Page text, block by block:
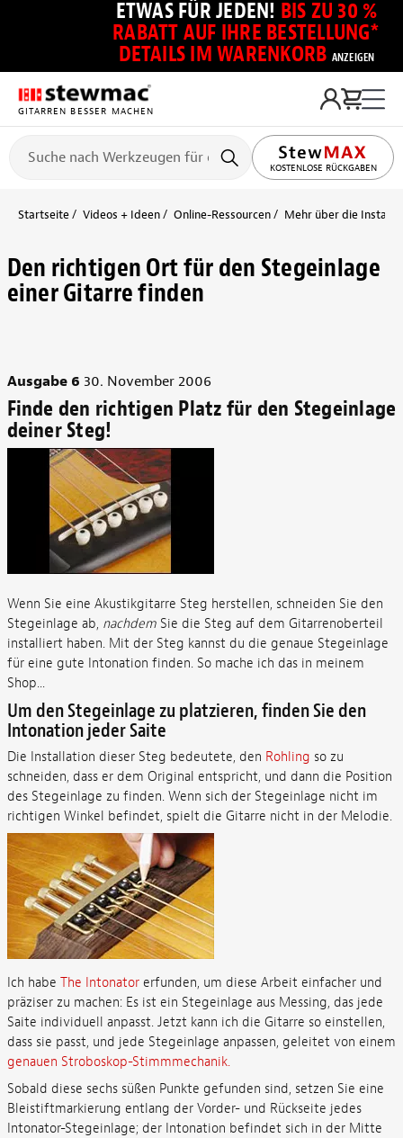
ETWAS FÜR JEDEN! BIS ZU 30 %
RABATT AUF IHRE BESTELLUNG*
DETAILS IM WARENKORB ANZEIGEN
GITARREN BESSER MACHEN
KOSTENLOSE RÜCKGABEN
Startseite Videos + Ideen Online-Ressourcen Mehr über die
Den richtigen Ort für den Stegeinlage
einer Gitarre finden
Ausgabe 6 30. November 2006
Finde den richtigen Platz für den Stegeinlage
deiner Steg!
Wenn Sie eine Akustikgitarre Steg herstellen, schneiden Sie den
Stegeinlage ab, nachdemSie die Steg auf dem Gitarrenoberteil
installiert haben. Mit der Steg kannst du die genaue Stegeinlage
für eine gute Intonation finden. So mache ich das in meinem
Shop...
Um den Stegeinlage zu platzieren, finden Sie den
Intonation jeder Saite
Die Installation dieser Steg bedeutete, den Rohling so zu
schneiden, dass er dem Original entspricht, und dann die Position
des Stegeinlage zu finden. Wenn sich der Stegeinlage nicht im
richtigen Winkel befindet, spielt die Gitarre nicht in der Melodie.
Ich habe The Intonatorerfunden, um diese Arbeit einfacher und
präziser zu machen: Es ist ein Stegeinlage aus Messing, das jede
Saite individuell anpasst. Jetzt kann ich die Gitarre so einstellen,
dass sie passt, und jede Stegeinlage anpassen, geleitet von einem
genauen Stroboskop-Stimmmechanik.
Sobald diese sechs süßen Punkte gefunden sind, setzen Sie eine
Bleistiftmarkierung entlang der Vorder- und Rückseite jedes
Intonator-Stegeinlage; der Intonation befindet sich in der Mitte